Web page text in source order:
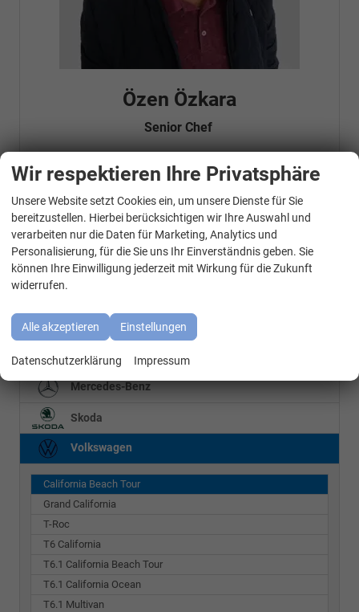
Özen Özkara
Senior Chef
Telefonnummer: 07181 - 47695 15
E-Mailadresse:info@autohausrems.de
Fahrzeugnr.
Geparkte Fahrzeuge (0)
BMW
Cupra
Mercedes-Benz
Skoda
Volkswagen
California Beach Tour
Grand California
T-Roc
T6 California
T6.1 California Beach Tour
T6.1 California Ocean
T6.1 Multivan
Wir respektieren Ihre Privatsphäre
Unsere Website setzt Cookies ein, um unsere Dienste für Sie
bereitzustellen. Hierbei berücksichtigen wir Ihre Auswahl und
verarbeiten nur die Daten für Marketing, Analytics und
Personalisierung, für die Sie uns Ihr Einverständnis geben. Sie
können Ihre Einwilligung jederzeit mit Wirkung für die Zukunft
widerrufen.
Alle akzeptieren Einstellungen
Datenschutzerklärung Impressum